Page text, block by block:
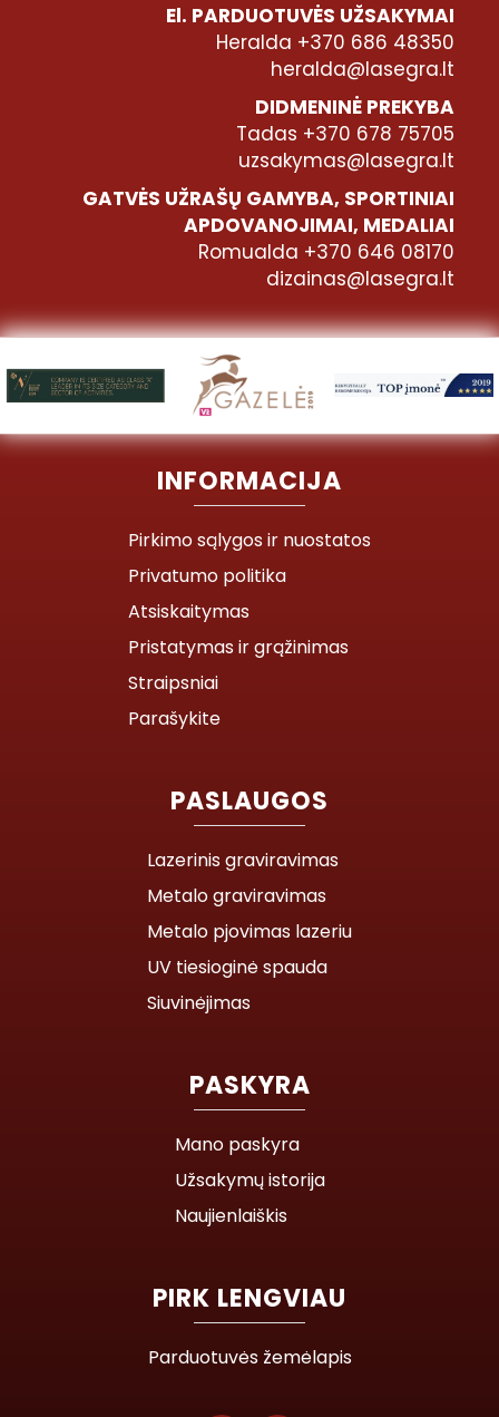
El. PARDUOTUVĖS UŽSAKYMAI
Heralda +370 686 48350
heralda@lasegra.lt
DIDMENINĖ PREKYBA
Tadas +370 678 75705
uzsakymas@lasegra.lt
GATVĖS UŽRAŠŲ GAMYBA, SPORTINIAI
APDOVANOJIMAI, MEDALIAI
Romualda +370 646 08170
dizainas@lasegra.lt
INFORMACIJA
Pirkimo sąlygos ir nuostatos
Privatumo politika
Atsiskaitymas
Pristatymas ir grąžinimas
Straipsniai
Parašykite
PASLAUGOS
Lazerinis graviravimas
Metalo graviravimas
Metalo pjovimas lazeriu
UV tiesioginė spauda
Siuvinėjimas
PASKYRA
Mano paskyra
Užsakymų istorija
Naujienlaiškis
PIRK LENGVIAU
Parduotuvės žemėlapis